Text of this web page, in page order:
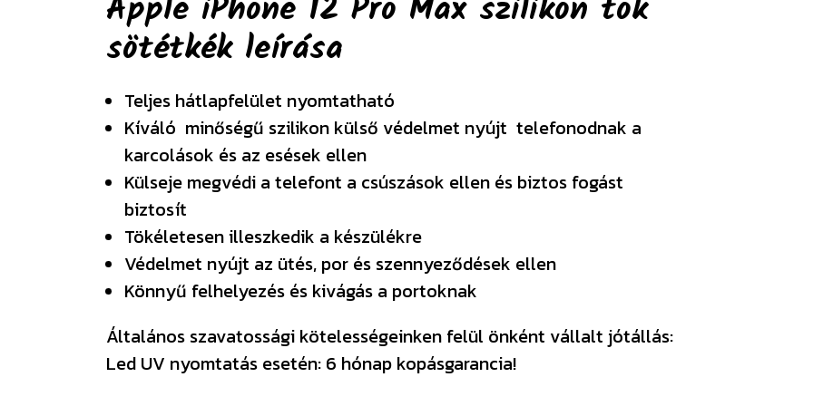
Apple iPhone 12 Pro Max szilikon tok
sötétkék leírása
Teljes hátlapfelület nyomtatható
Kíváló minőségű szilikon külső védelmet nyújt telefonodnak a
karcolások és az esések ellen
Külseje megvédi a telefont a csúszások ellen és biztos fogást
biztosít
Tökéletesen illeszkedik a készülékre
Védelmet nyújt az ütés, por és szennyeződések ellen
Könnyű felhelyezés és kivágás a portoknak
Általános szavatossági kötelességeinken felül önként vállalt jótállás:
Led UV nyomtatás esetén: 6 hónap kopásgarancia!